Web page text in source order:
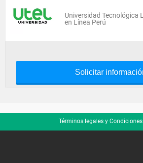
Universidad Tecnológica
en Línea Perú
Solicitar
Términos legales y